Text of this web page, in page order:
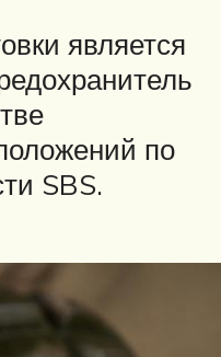
является
по
SBS.